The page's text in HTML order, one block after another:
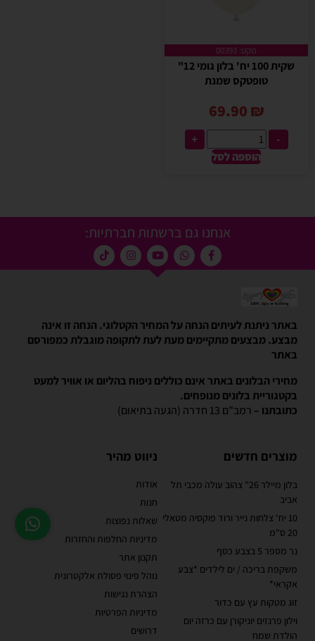
מקט: 00393
שקית 100 יח' בלון גומי 12"
טופטקס שמנת
69.90 ₪
-
+
הוספה לסל
אנחנו גם ברשתות חברתיות:
באתר ניתנת לעיתים הנחה על המחיר הקטלוגי. הנחה זו אינה
מבצע. מבצעים מתקיימים מעת לעת לתקופה מוגבלת כמפורסם
באתר
מחירי הבלונים באתר אינם כוללים ניפוח בהליום או אוויר למעט
בקטגוריית בלונים מנופחים.
כתובתנו – רמב"ם 13 חדרה (הגעה בתיאום)
מוצרים חדשים
בלון מיילר 26" צהוב עולה מכבי תל
אביב
10 יח' צלחות נייר ורוד פוקסיה מטאלי
20 ס"מ
נר מספר 5 בצבע כסף
משקפת בריכה / ים לילדים *צבע
אקראי*
זוג מטקות עץ עם כדור
וילון פרנזים יוניקורן עם כרזה יום
הולדת שמח
ניווט מהיר
אודות
חנות
שאלות נפוצות
מדיניות החלפות והחזרות
תקנון אתר
נוהל פינוי פסולת אלקטרונית
הצהרת נגישות
מדיניות הפרטיות
דרושים